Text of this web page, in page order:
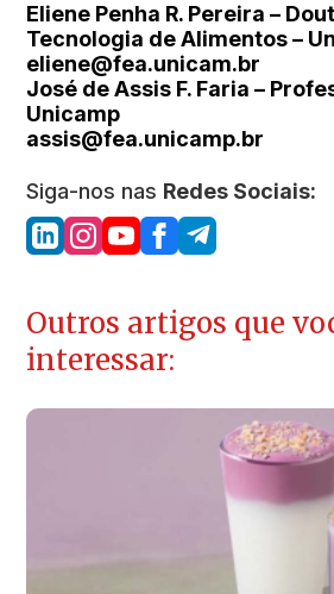
Eliene Penha R. Pereira –
Tecnologia de Alimentos –
eliene@fea.unicam.br
José de Assis F. Faria –
Unicamp
assis@fea.unicamp.br
Siga-nos nas Redes Sociais:
Outros artigos que
interessar: